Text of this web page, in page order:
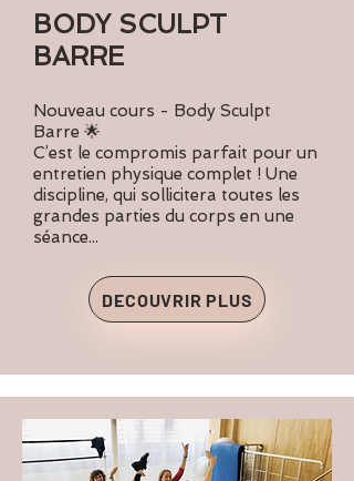
BODY SCULPT
BARRE
Nouveau cours - Body Sculpt
Barre 🌟
C’est le compromis parfait pour un
entretien physique complet ! Une
discipline, qui sollicitera toutes les
grandes parties du corps en une
séance...
DECOUVRIR PLUS